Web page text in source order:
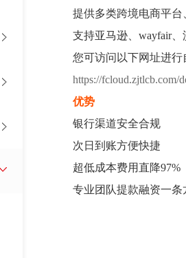
提供多类跨境电商平台、
支持亚马逊、wayfair、
您可访问以下网址进行自
https://fcloud.zjtlcb.com/
优势
银行渠道安全合规
次日到账方便快捷
超低成本费用直降97%
专业团队提款融资一条